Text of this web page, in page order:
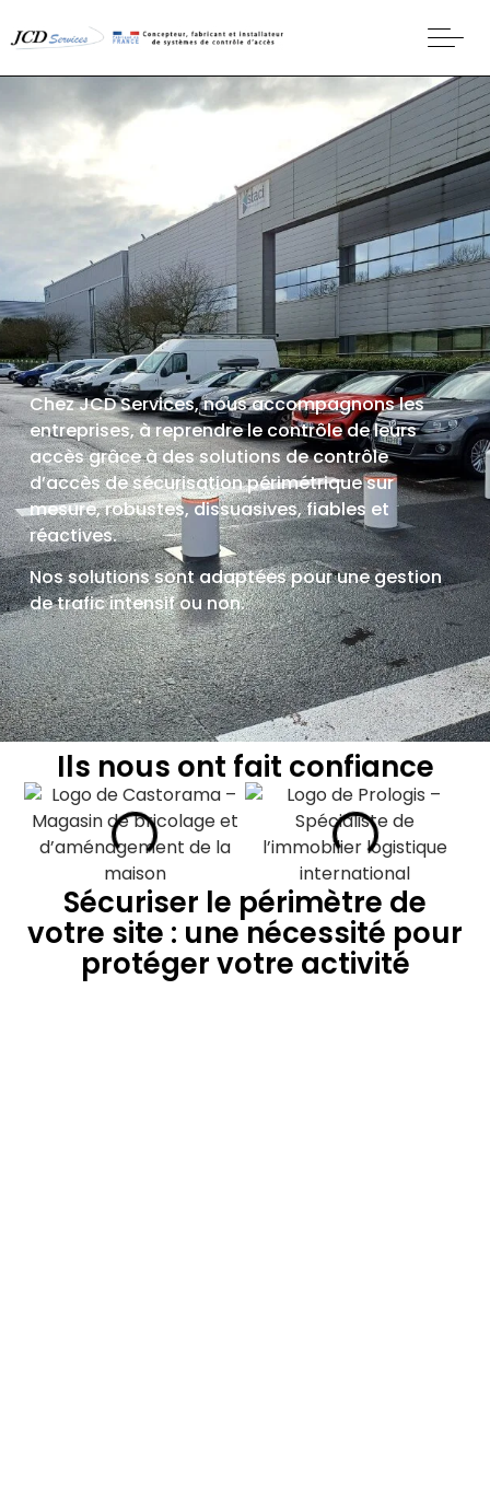
Chez JCD Services, nous accompagnons les
entreprises, à reprendre le contrôle de leurs
accès grâce à des solutions de contrôle
d’accès de sécurisation périmétrique sur
mesure, robustes, dissuasives, fiables et
réactives.
Nos solutions sont adaptées pour une gestion
de trafic intensif ou non.
Ils nous ont fait confiance
Sécuriser le périmètre de
votre site : une nécessité pour
protéger votre activité